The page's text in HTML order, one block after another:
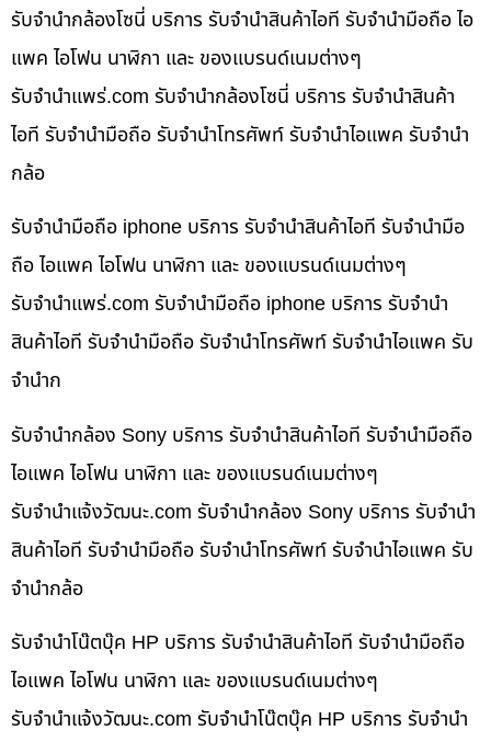
รับจำนำกล้องโซนี่ บริการ รับจำนำสินค้าไอที รับจำนำมือถือ ไอ
แพค ไอโฟน นาฬิกา และ ของแบรนด์เนมต่างๆ
รับจํานําแพร่.com รับจำนำกล้องโซนี่ บริการ รับจำนำสินค้า
ไอที รับจำนำมือถือ รับจำนำโทรศัพท์ รับจำนำไอแพค รับจำนำ
กล้อ
รับจำนำมือถือ iphone บริการ รับจำนำสินค้าไอที รับจำนำมือ
ถือ ไอแพค ไอโฟน นาฬิกา และ ของแบรนด์เนมต่างๆ
รับจํานําแพร่.com รับจำนำมือถือ iphone บริการ รับจำนำ
สินค้าไอที รับจำนำมือถือ รับจำนำโทรศัพท์ รับจำนำไอแพค รับ
จำนำก
รับจำนำกล้อง Sony บริการ รับจำนำสินค้าไอที รับจำนำมือถือ
ไอแพค ไอโฟน นาฬิกา และ ของแบรนด์เนมต่างๆ
รับจํานําแจ้งวัฒนะ.com รับจำนำกล้อง Sony บริการ รับจำนำ
สินค้าไอที รับจำนำมือถือ รับจำนำโทรศัพท์ รับจำนำไอแพค รับ
จำนำกล้อ
รับจำนำโน๊ตบุ๊ค HP บริการ รับจำนำสินค้าไอที รับจำนำมือถือ
ไอแพค ไอโฟน นาฬิกา และ ของแบรนด์เนมต่างๆ
รับจํานําแจ้งวัฒนะ.com รับจำนำโน๊ตบุ๊ค HP บริการ รับจำนำ